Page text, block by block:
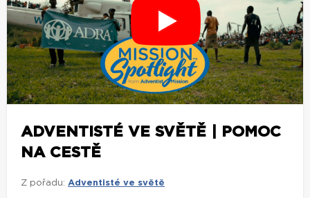
ADVENTISTÉ VE SVĚTĚ | POMOC
NA CESTĚ
Z pořadu: Adventisté ve světě